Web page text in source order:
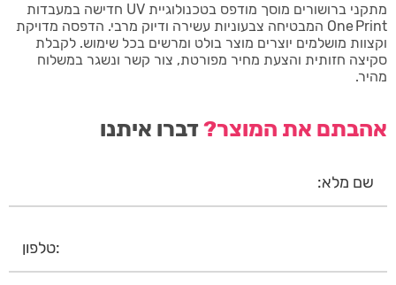
מתקני ברושורים מוסך מודפס בטכנולוגיית UV חדישה במעבדות
One Print המבטיחה צבעוניות עשירה ודיוק מרבי. הדפסה מדויקת
וקצוות מושלמים יוצרים מוצר בולט ומרשים בכל שימוש. לקבלת
סקיצה חזותית והצעת מחיר מפורטת, צור קשר ונשגר במשלוח
מהיר.
אהבתם את המוצר?דברו איתנו